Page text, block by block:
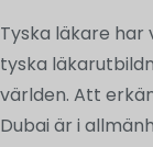
Tyska läkare
tyska
världen. Att
Dubai är i